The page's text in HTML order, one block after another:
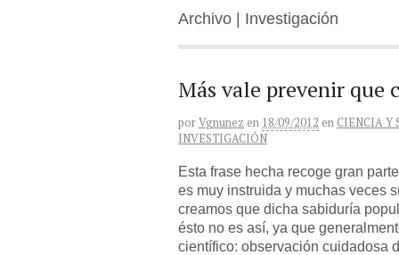
Archivo | Investigación
Más vale prevenir que
porVgnunez en 18/09/2012 en CIENCIA Y
INVESTIGACIÓN
Esta frase hecha recoge gran
es muy instruida y muchas veces
creamos que dicha sabiduría
ésto no es así, ya que
científico: observación cuidadosa